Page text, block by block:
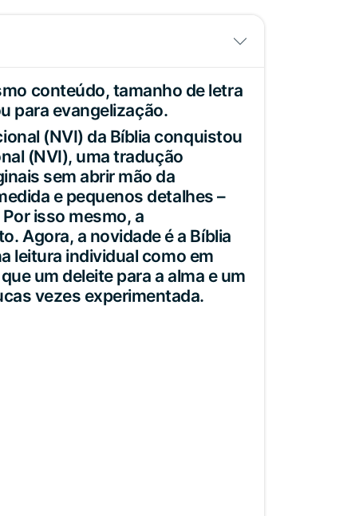
conteúdo, tamanho de letra
para evangelização.
(NVI) da Bíblia conquistou
(NVI), uma tradução
sem abrir mão da
e pequenos detalhes –
isso mesmo, a
Agora, a novidade é a Bíblia
leitura individual como em
um deleite para a alma e um
vezes experimentada.